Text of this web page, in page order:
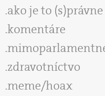
ako je to (s)právne
komentáre
zdravotníctvo
meme/hoax